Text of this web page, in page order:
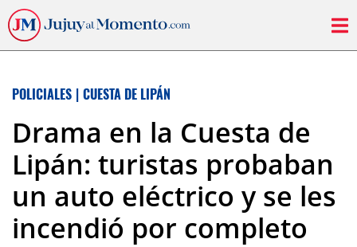
POLICIALES | CUESTA DE LIPÁN
Drama en la Cuesta de
Lipán: turistas probaban
un auto eléctrico y se les
incendió por completo